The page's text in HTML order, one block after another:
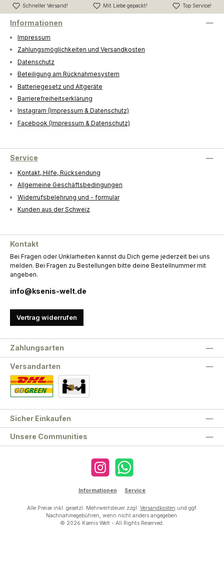
Schneller Versand! Mit Liebe gepackt! Top Service!
Informationen
Impressum
Zahlungsmöglichkeiten und Versandkosten
Datenschutz
Beteiligung am Rücknahmesystem
Batteriegesetz und Altgeräte
Barrierefreiheitserklärung
Instagram (Impressum & Datenschutz)
Facebook (Impressum & Datenschutz)
Service
Kontakt, Hilfe, Rücksendung
Allgemeine Geschäftsbedingungen
Widerrufsbelehrung und - formular
Kunden aus der Schweiz
Kontakt
Bei Fragen oder Unklarheiten kannst du Dich gerne jederzeit bei uns
melden. Bei Fragen zu Bestellungen bitte deine Bestellnummer mit
angeben.
info@ksenis-welt.de
Vertrag widerrufen
Unsere Communities
Zahlungsarten
Versandarten
Sicher Einkaufen
Instagram WhatsApp
Informationen Service
Alle Preise inkl. gesetzl. Mehrwertsteuer zzgl. Versandkosten und ggf.
Nachnahmegebühren, wenn nicht anders angegeben.
© 2026 Ksenis Welt - All Rights Reserved.